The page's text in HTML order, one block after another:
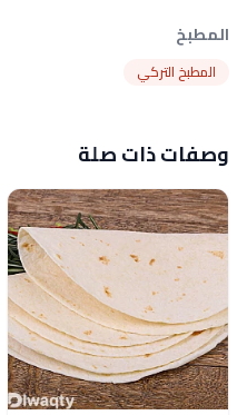
المطبخ
المطبخ التركي
وصفات ذات صلة